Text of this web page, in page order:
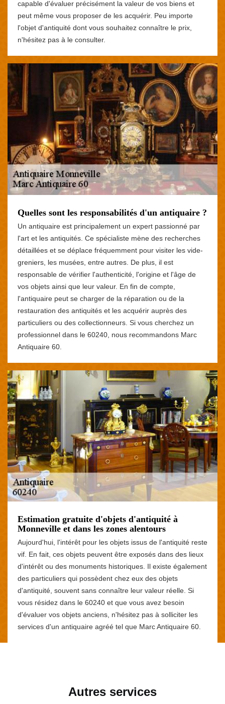
capable d'évaluer précisément la valeur de vos biens et
peut même vous proposer de les acquérir. Peu importe
l'objet d'antiquité dont vous souhaitez connaître le prix,
n'hésitez pas à le consulter.
Quelles sont les responsabilités d'un antiquaire ?
Un antiquaire est principalement un expert passionné par
l'art et les antiquités. Ce spécialiste mène des recherches
détaillées et se déplace fréquemment pour visiter les vide-
greniers, les musées, entre autres. De plus, il est
responsable de vérifier l'authenticité, l'origine et l'âge de
vos objets ainsi que leur valeur. En fin de compte,
l'antiquaire peut se charger de la réparation ou de la
restauration des antiquités et les acquérir auprès des
particuliers ou des collectionneurs. Si vous cherchez un
professionnel dans le 60240, nous recommandons Marc
Antiquaire 60.
Estimation gratuite d'objets d'antiquité à
Monneville et dans les zones alentours
Aujourd'hui, l'intérêt pour les objets issus de l'antiquité reste
vif. En fait, ces objets peuvent être exposés dans des lieux
d'intérêt ou des monuments historiques. Il existe également
des particuliers qui possèdent chez eux des objets
d'antiquité, souvent sans connaître leur valeur réelle. Si
vous résidez dans le 60240 et que vous avez besoin
d'évaluer vos objets anciens, n'hésitez pas à solliciter les
services d'un antiquaire agréé tel que Marc Antiquaire 60.
Autres services